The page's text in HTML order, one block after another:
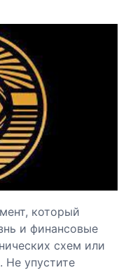
который
и финансовые
схем или
Не упустите